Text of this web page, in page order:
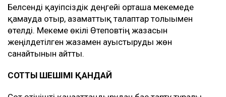
Белсенді қауіпсіздік деңгейі орташа мекемеде
қамауда отыр, азаматтық талаптар толығымен
өтелді. Мекеме өкілі Өтеповтің жазасын
жеңілдетілген жазамен ауыстыруды жөн
санайтынын айтты.
СОТТЫҢ ШЕШІМІ ҚАНДАЙ